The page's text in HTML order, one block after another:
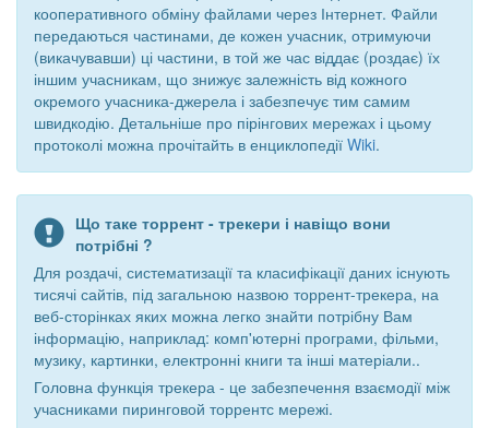
кооперативного обміну файлами через Інтернет. Файли
передаються частинами, де кожен учасник, отримуючи
(викачувавши) ці частини, в той же час віддає (роздає) їх
іншим учасникам, що знижує залежність від кожного
окремого учасника-джерела і забезпечує тим самим
швидкодію. Детальніше про пірінгових мережах і цьому
протоколі можна прочітайть в енциклопедії Wiki.
Що таке торрент - трекери і навіщо вони
потрібні ?
Для роздачі, систематизації та класифікації даних існують
тисячі сайтів, під загальною назвою торрент-трекера, на
веб-сторінках яких можна легко знайти потрібну Вам
інформацію, наприклад: комп'ютерні програми, фільми,
музику, картинки, електронні книги та інші матеріали..
Головна функція трекера - це забезпечення взаємодії між
учасниками пиринговой торрентс мережі.